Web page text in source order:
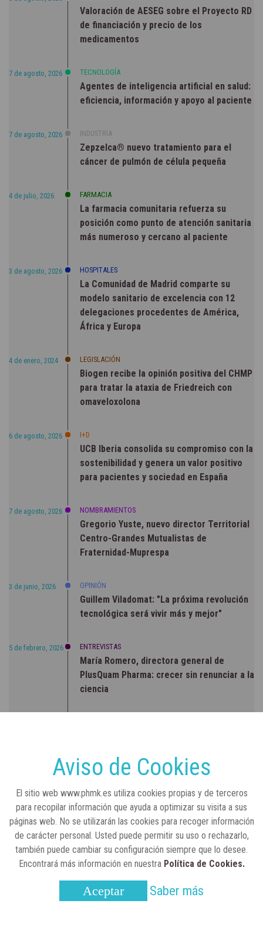
Valoración de AESEG sobre el Proyecto RD
de financiación y precio de los
medicamentos
7 de agosto, 2026 TECNOLOGÍA
Agentes de inteligencia artificial en salud:
eficiencia, información y apoyo al paciente
7 de agosto, 2026 INDUSTRIA
Zepzelca® nuevo tratamiento para el
cáncer de pulmón de célula pequeña
4 de julio, 2026 FARMACIA
La farmacia comunitaria refuerza su
posición como punto de atención sanitaria
más numeroso y cercano al paciente
3 de agosto, 2026 HOSPITALES
La Comunidad de Madrid comparte su
modelo sanitario de excelencia con 12
delegaciones procedentes de América,
África y Europa
4 de enero, 2024 LEGISLACIÓN
Biogen recibe la opinión positiva del CHMP
para tratar la ataxia de Friedreich con
omaveloxolona
6 de agosto, 2026 I+D
UCB Iberia consolida su compromiso con la
sostenibilidad y genera un valor positivo
para pacientes y sociedad en España
7 de agosto, 2026 NOMBRAMIENTOS
Gregorio Yuste, nuevo director Territorial
Centro-Grandes Mutualistas de
Fraternidad-Muprespa
3 de junio, 2026 OPINIÓN
Guillem Viladomat: "La próxima revolución
tecnológica será vivir más y mejor"
5 de febrero, 2026 ENTREVISTAS
María Romero, directora general de
PlusQuam Pharma: crecer sin renunciar a la
ciencia
Lilly impulsa "Razones de Peso" para
visibilizar la obesidad
25 de marzo, 2023 ENTRE BASTIDORES
Real Academia Nacional de Farmacia: un
la sociedad actual
Aviso de Cookies
El sitio web www.phmk.es utiliza cookies propias y de terceros
para recopilar información que ayuda a optimizar su visita a sus
páginas web. No se utilizarán las cookies para recoger información
de carácter personal. Usted puede permitir su uso o rechazarlo,
también puede cambiar su configuración siempre que lo desee.
Encontrará más información en nuestra Política de Cookies.
Aceptar Saber más